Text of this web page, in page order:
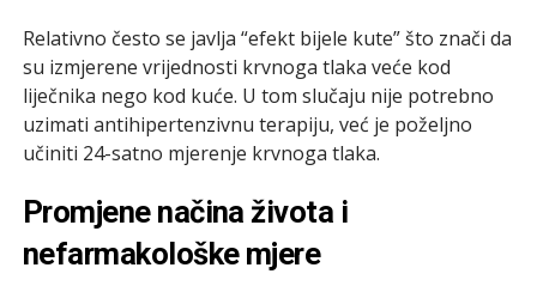
Relativno često se javlja “efekt bijele kute” što znači da
su izmjerene vrijednosti krvnoga tlaka veće kod
liječnika nego kod kuće. U tom slučaju nije potrebno
uzimati antihipertenzivnu terapiju, već je poželjno
učiniti 24-satno mjerenje krvnoga tlaka.
Promjene načina života i
nefarmakološke mjere